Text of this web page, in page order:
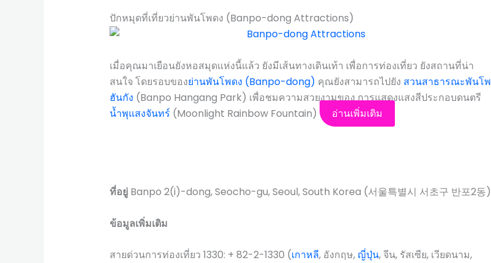
ปักหมุดที่เที่ยวย่านพันโพดง (Banpo-dong Attractions)
เมื่อคุณมาเยือนยังหอสมุดแห่งนี้แล้ว ยังมีเส้นทางเดินเท้า เพื่อการท่องเที่ยว ยังสถานที่น่า
สนใจ โดยรอบของย่านพันโพดง (Banpo-dong) คุณยังสามารถไปยัง สวนสาธารณะพันโพ
ฮันกัง (Banpo Hangang Park) เพื่อชมความสวยงามของ การแสดงแสงสีประกอบดนตรี
น้ำพุแสงจันทร์ (Moonlight Rainbow Fountain) อ่านเพิ่มเติม
ที่อยู่Banpo 2(i)-dong, Seocho-gu, Seoul, South Korea (서울특별시 서초구 반포2동)
ข้อมูลเพิ่มเติม
สายด่วนการท่องเที่ยว 1330: + 82-2-1330 (เกาหลี, อังกฤษ,ญี่ปุ่น, จีน, รัสเซีย, เวียดนาม,